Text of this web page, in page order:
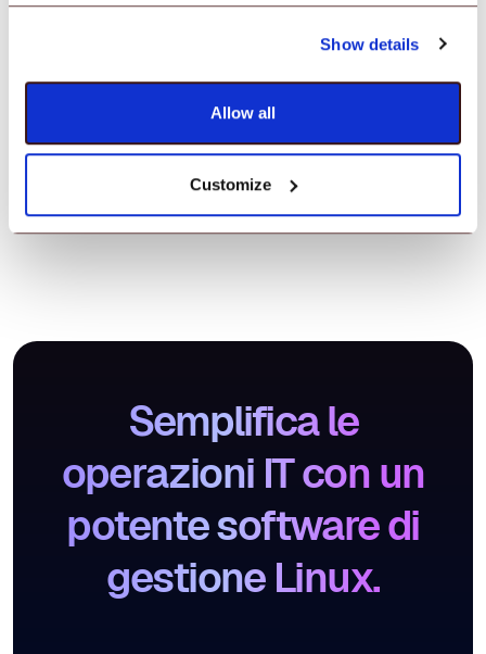
Show details
Allow all
Customize
Semplifica le
operazioni IT con un
potente software di
gestione Linux.